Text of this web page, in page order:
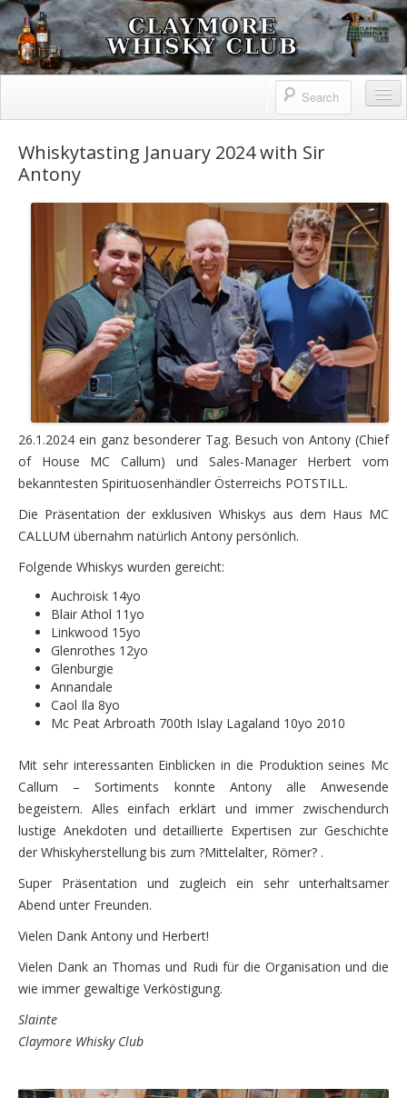
Claymore Whisky Club
Claymore Whisky Club
Information
Highlandgames
Geschichte
Impressum
Verkostungen
Reisen
Whisky abc
Fotos
Freunde
Kontakt
Whiskytasting January 2024 with Sir
Antony
26.1.2024 ein ganz besonderer Tag. Besuch von Antony (Chief
of House MC Callum) und Sales-Manager Herbert vom
bekanntesten Spirituosenhändler Österreichs POTSTILL.
Die Präsentation der exklusiven Whiskys aus dem Haus MC
CALLUM übernahm natürlich Antony persönlich.
Folgende Whiskys wurden gereicht:
Auchroisk 14yo
Blair Athol 11yo
Linkwood 15yo
Glenrothes 12yo
Glenburgie
Annandale
Caol Ila 8yo
Mc Peat Arbroath 700th Islay Lagaland 10yo 2010
Mit sehr interessanten Einblicken in die Produktion seines Mc
Callum – Sortiments konnte Antony alle Anwesende
begeistern. Alles einfach erklärt und immer zwischendurch
lustige Anekdoten und detaillierte Expertisen zur Geschichte
der Whiskyherstellung bis zum ?Mittelalter, Römer? .
Super Präsentation und zugleich ein sehr unterhaltsamer
Abend unter Freunden.
Vielen Dank Antony und Herbert!
Vielen Dank an Thomas und Rudi für die Organisation und die
wie immer gewaltige Verköstigung.
Slainte
Claymore Whisky Club